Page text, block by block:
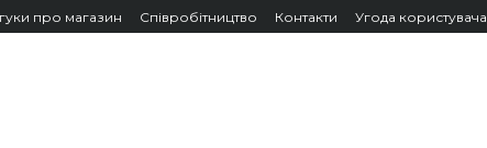
про магазин Співробітництво Контакти Угода користувача